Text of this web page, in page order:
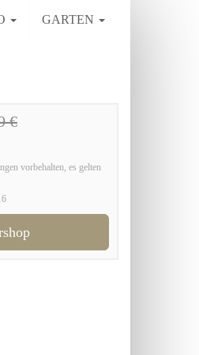
GARTEN
€
vorbehalten, es gelten